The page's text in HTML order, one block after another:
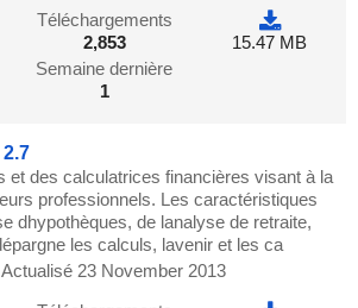
Téléchargements
2,853
Semaine dernière
1
15.47 MB
et des calculatrices financières visant à la
professionnels. Les caractéristiques
dhypothèques, de lanalyse de retraite,
les calculs, lavenir et les ca
Actualisé 23 November 2013